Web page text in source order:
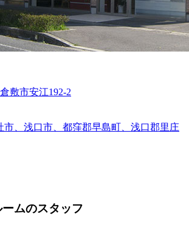
敷市安江192-2
市、浅口市、都窪郡早島町、浅口郡里庄
ムのスタッフ